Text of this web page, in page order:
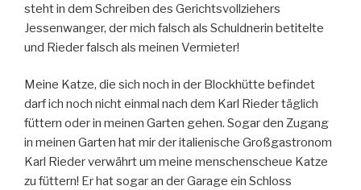
steht in dem Schreiben des Gerichtsvollziehers
Jessenwanger, der mich falsch als Schuldnerin betitelte
und Rieder falsch als meinen Vermieter!
Meine Katze, die sich noch in der Blockhütte befindet
darf ich noch nicht einmal nach dem Karl Rieder täglich
füttern oder in meinen Garten gehen. Sogar den Zugang
in meinen Garten hat mir der italienische Großgastronom
Karl Rieder verwährt um meine menschenscheue Katze
zu füttern! Er hat sogar an der Garage ein Schloss